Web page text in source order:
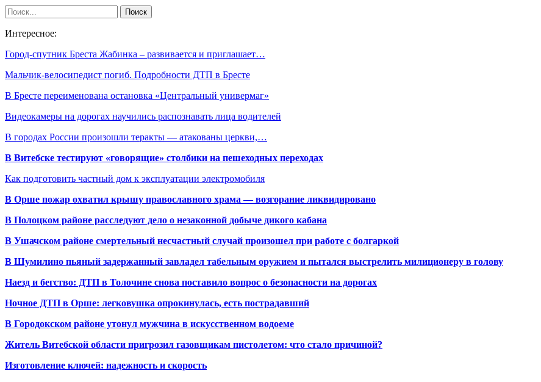
Интересное:
Город-спутник Бреста Жабинка – развивается и приглашает…
Мальчик-велосипедист погиб. Подробности ДТП в Бресте
В Бресте переименована остановка «Центральный универмаг»
Видеокамеры на дорогах научились распознавать лица водителей
В городах России произошли теракты — атакованы церкви,…
В Витебске тестируют «говорящие» столбики на пешеходных переходах
Как подготовить частный дом к эксплуатации электромобиля
В Орше пожар охватил крышу православного храма — возгорание ликвидировано
В Полоцком районе расследуют дело о незаконной добыче дикого кабана
В Ушачском районе смертельный несчастный случай произошел при работе с болгаркой
В Шумилино пьяный задержанный завладел табельным оружием и пытался выстрелить милиционеру в голову
Наезд и бегство: ДТП в Толочине снова поставило вопрос о безопасности на дорогах
Ночное ДТП в Орше: легковушка опрокинулась, есть пострадавший
В Городокском районе утонул мужчина в искусственном водоеме
Житель Витебской области пригрозил газовщикам пистолетом: что стало причиной?
Изготовление ключей: надежность и скорость